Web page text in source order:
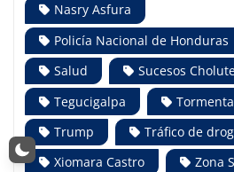
Nasry Asfura
Policía Nacional de Honduras
Salud
Sucesos
Tegucigalpa
Trump
Tráfico de
Xiomara Castro
Zona